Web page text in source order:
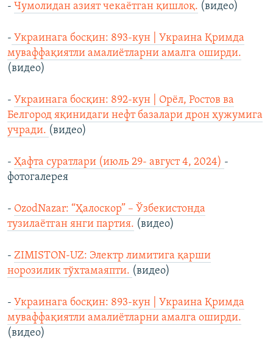
- Чумолидан азият чeкаётган қишлоқ. (видео)
- Украинага босқин: 893-кун | Украина Қримда
муваффақиятли амалиётларни амалга оширди.
(видео)
- Украинага босқин: 892-кун | Орёл, Ростов ва
Белгород яқинидаги нефт базалари дрон ҳужумига
учради. (видео)
- Ҳафта суратлари (июль 29- август 4, 2024) -
фотогалерея
- OzodNazar: “Ҳалоскор” – Ўзбекистонда
тузилаётган янги партия. (видео)
- ZIMISTON-UZ: Электр лимитига қарши
норозилик тўхтамаяпти. (видео)
- Украинага босқин: 893-кун | Украина Қримда
муваффақиятли амалиётларни амалга оширди.
(видео)